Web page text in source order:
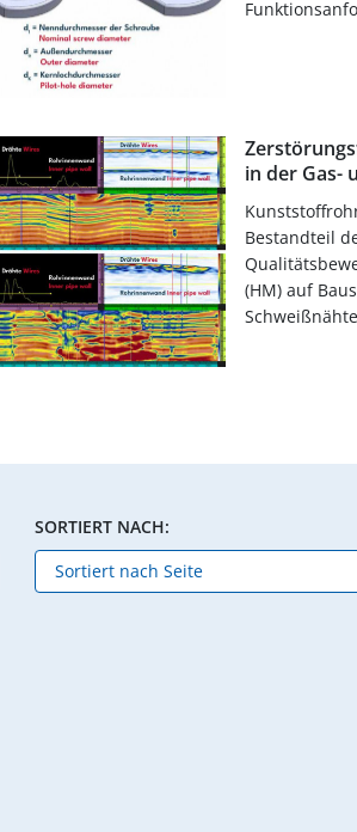
in der Gas-
Bestandteil
(HM) auf
SORTIERT NACH: